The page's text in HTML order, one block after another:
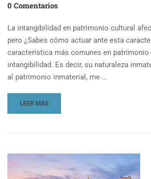
0 Comentarios
La intangibilidad en patrimonio cultural
pero ¿Sabes cómo actuar ante esta
característica más comunes en
intangibilidad. Es decir, su naturaleza
al patrimonio inmaterial, me …
READ
MORE
EN
PATRIMONIO
CULTURAL
LEER MÁS